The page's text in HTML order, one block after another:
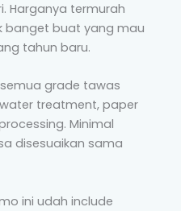
Harganya termurah
buat yang mau
tahun baru.
grade tawas
treatment, paper
Minimal
disesuaikan sama
ini udah include